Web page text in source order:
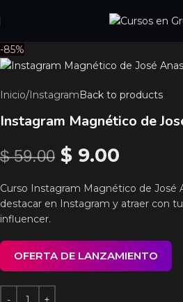
-85%
Inicio/ Instagram Back to products
Instagram Magnético de
$59.00 $ 9.00
Curso Instagram Magnético de José
destacar en Instagram y atraer con
influencer.
OFERTA DE LANZAMIENTO